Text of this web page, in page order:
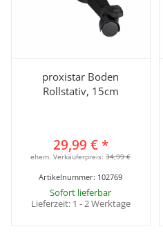
proxistar Boden
Rollstativ, 15cm
29,99 €*
ehem. Verkäuferpreis:34,99 €
Artikelnummer: 102769
Sofort lieferbar
Lieferzeit: 1 - 2 Werktage